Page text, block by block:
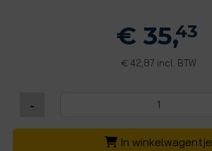
€ 35,43
€42,87 incl. BTW
-
In winkelwagentje